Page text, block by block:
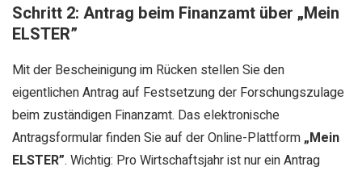
Schritt 2: Antrag beim Finanzamt über „Mein
ELSTER”
Mit der Bescheinigung im Rücken stellen Sie den
eigentlichen Antrag auf Festsetzung der Forschungszulage
beim zuständigen Finanzamt. Das elektronische
Antragsformular finden Sie auf der Online-Plattform „Mein
ELSTER”. Wichtig: Pro Wirtschaftsjahr ist nur ein Antrag